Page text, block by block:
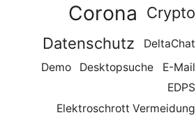
Corona
Crypto
Datenschutz
DeltaChat
Demo
Desktopsuche
E-Mail
EDPS
Elektroschrott Vermeidung